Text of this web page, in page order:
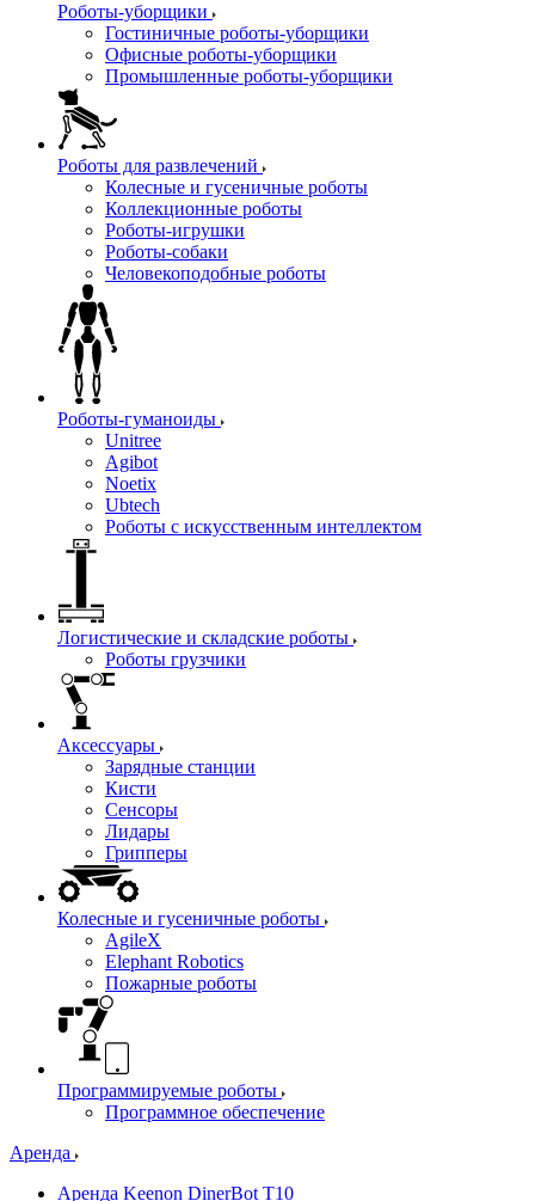
Роботы-уборщики
Гостиничные роботы-уборщики
Офисные роботы-уборщики
Промышленные роботы-уборщики
Роботы для развлечений
Колесные и гусеничные роботы
Коллекционные роботы
Роботы-игрушки
Роботы-собаки
Человекоподобные роботы
Роботы-гуманоиды
Unitree
Agibot
Noetix
Ubtech
Роботы с искусственным интеллектом
Логистические и складские роботы
Роботы грузчики
Аксессуары
Зарядные станции
Кисти
Сенсоры
Лидары
Грипперы
Колесные и гусеничные роботы
AgileX
Elephant Robotics
Пожарные роботы
Программируемые роботы
Программное обеспечение
Аренда
Аренда Keenon DinerBot T10